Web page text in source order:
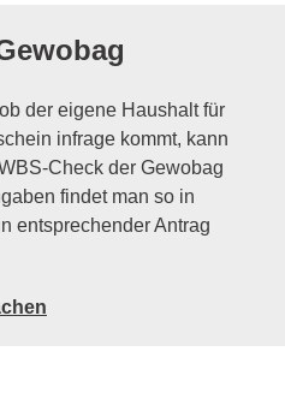
der eigene Haushalt für
infrage kommt, kann
Check der Gewobag
findet man so in
entsprechender Antrag